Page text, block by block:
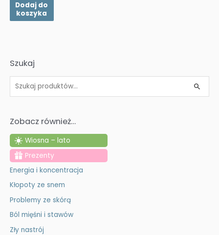
Szukaj
z
k
a
j
:
Zobacz również…
Wiosna – lato
Prezenty
Energia i koncentracja
Kłopoty ze snem
Problemy ze skórą
Ból mięśni i stawów
Zły nastrój
Dodaj do
koszyka